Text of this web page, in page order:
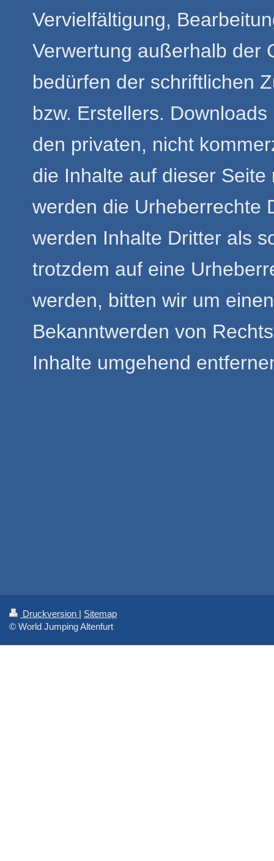
Vervielfältigung,
Verwertung außerhalb der
bedürfen der schriftlichen
bzw. Erstellers.
den privaten, nicht
die Inhalte auf dieser
werden die Urheberrechte
werden Inhalte Dritter als
trotzdem auf eine
werden, bitten wir um
Bekanntwerden von
Inhalte umgehend
Druckversion | Sitemap
© World Jumping Altenfurt